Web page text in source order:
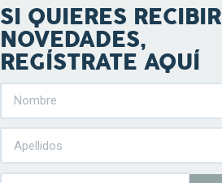
SI QUIERES RECIBIR
NOVEDADES,
REGÍSTRATE AQUÍ